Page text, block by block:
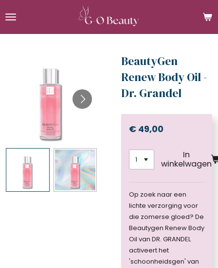
direct
naar
BeautyGen
Renew Body Oil -
Dr. Grandel
€ 49,00
In
winkelwagen
Op zoek naar een
lichte verzorging voor
die zomerse gloed? De
Beautygen Renew Body
Oil van DR. GRANDEL
activeert het
'schoonheidsgen' van